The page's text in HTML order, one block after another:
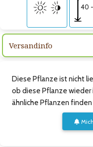
40
Versandinfo
Diese Pflanze ist nicht
ob diese Pflanze
ähnliche Pflanzen